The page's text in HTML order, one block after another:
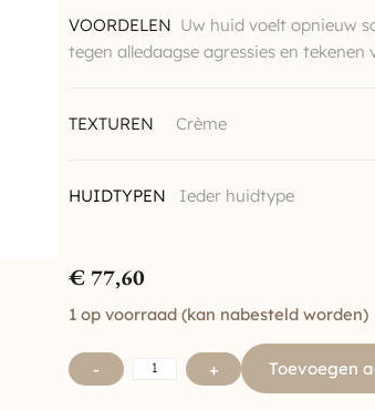
VOORDELEN Uw huid voelt opnieuw
tegen alledaagse agressies en tekenen
TEXTUREN Crème
HUIDTYPEN Ieder huidtype
€77,60
1 op voorraad (kan nabesteld worden)
- + Toevoegen